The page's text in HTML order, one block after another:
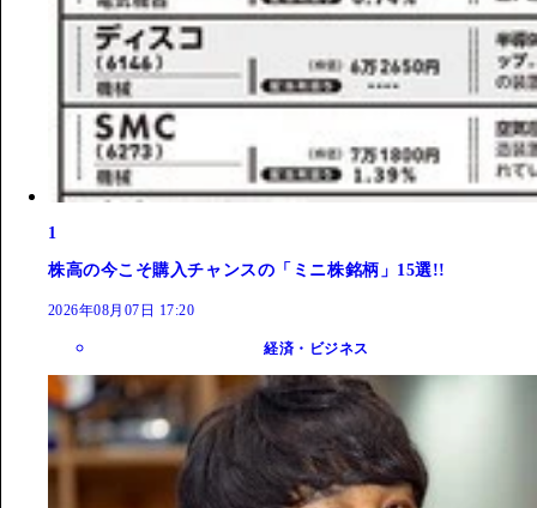
1
株高の今こそ購入チャンスの「ミニ株銘柄」15選!!
2026年08月07日 17:20
経済・ビジネス